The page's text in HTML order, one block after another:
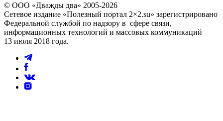
© ООО «Дважды два» 2005-2026
Сетевое издание «Полезный портал 2×2.su» зарегистрировано
Федеральной службой по надзору в сфере связи,
информационных технологий и массовых коммуникаций
13 июля 2018 года.